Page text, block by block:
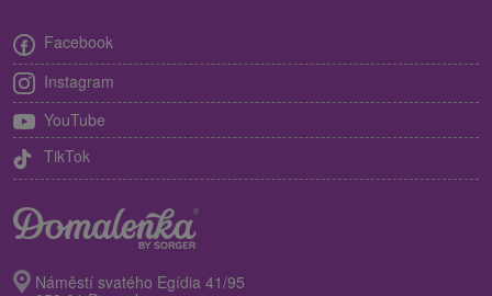
Facebook
Instagram
YouTube
TikTok
Náměstí svatého Egídia 41/95